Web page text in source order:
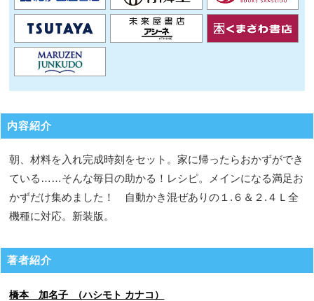
内容紹介
朝、材料を入れ完成時刻をセット。家に帰ったらおかずができ
ている……そんな毎日の助かる！レシピ。メインになる満足お
かずだけ集めました！ 自動かき混ぜありの１.６＆２.４Ｌ全
機種に対応。新装版。
著者紹介
橋本 加名子 （ハシモト カナコ）